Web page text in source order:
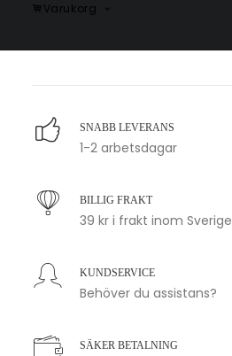
Varukorg
Fr.99.00
SNABB LEVERANS
1-2 arbetsdagar
BILLIG FRAKT
39 kr i frakt inom Sverige
KUNDSERVICE
Behöver du assistans?
SÄKER BETALNING